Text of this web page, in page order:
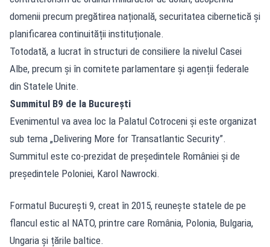
domenii precum pregătirea națională, securitatea cibernetică și
planificarea continuității instituționale.
Totodată, a lucrat în structuri de consiliere la nivelul Casei
Albe, precum și în comitete parlamentare și agenții federale
din Statele Unite.
Summitul B9 de la București
Evenimentul va avea loc la Palatul Cotroceni și este organizat
sub tema „Delivering More for Transatlantic Security”.
Summitul este co-prezidat de președintele României și de
președintele Poloniei, Karol Nawrocki.
Formatul București 9, creat în 2015, reunește statele de pe
flancul estic al NATO, printre care România, Polonia, Bulgaria,
Ungaria și țările baltice.